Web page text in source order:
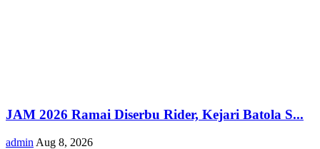
JAM 2026 Ramai Diserbu Rider, Kejari Batola S...
admin Aug 8, 2026